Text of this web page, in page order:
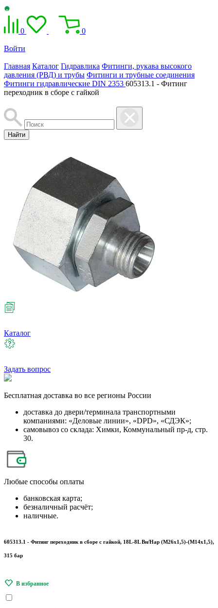
0 0
Войти
Главная Каталог Гидравлика Фитинги, рукава высокого
давления (РВД) и трубы Фитинги и трубные соединения
Фитинги гидравлические DIN 2353 605313.1 - Фитинг
переходник в сборе с гайкой
Найти
Каталог
Задать вопрос
Бесплатная доставка во все регионы России
доставка до двери/терминала транспортными
компаниями: «Деловые линии», «DPD», «СДЭК»;
самовывоз со склада: Химки, Коммунальный пр-д, стр.
30.
Любые способы оплаты
банковская карта;
безналичный расчёт;
наличные.
605313.1 - Фитинг переходник в сборе с гайкой, 18L-8L Вн/Нар (М26х1,5)-(М14х1,5),
315 бар